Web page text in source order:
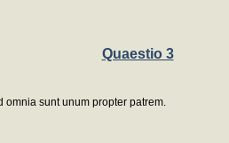
Quaestio 3
sunt unum propter patrem.